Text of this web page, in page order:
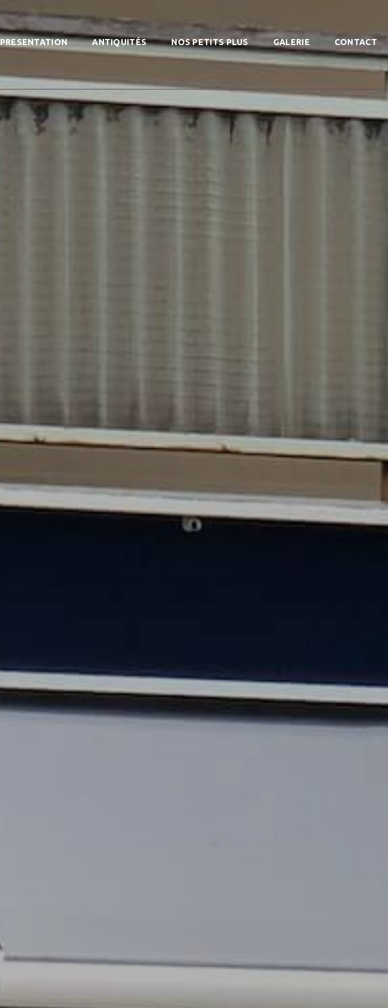
PRESENTATION ANTIQUITÉS NOS PETITS PLUS GALERIE CONTACT